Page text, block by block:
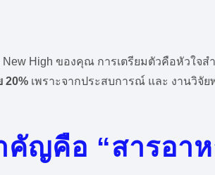
High ของคุณ การเตรียมตัวคือหัวใจ
20% เพราะจากประสบการณ์ และ งานวิจั
ญคือ “สารอาห